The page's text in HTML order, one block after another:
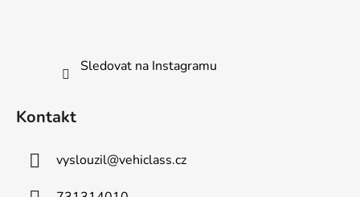
Sledovat na Instagramu
Kontakt
vyslouzil@vehiclass.cz